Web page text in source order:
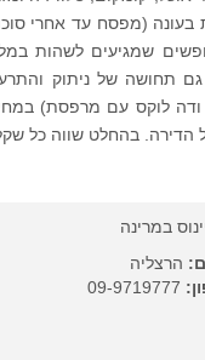
בעונה (מפסח עד אחרי
שמגיעים לשהות
הדירה. בהחלט שווה כל
במרינה
הרצליה